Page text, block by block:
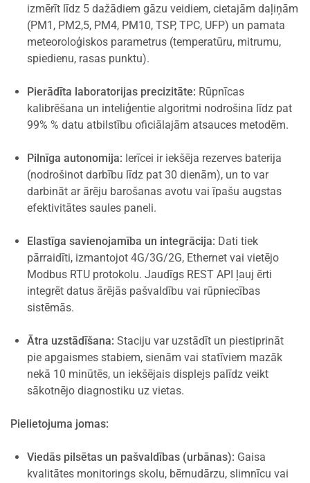
izmērīt līdz 5 dažādiem gāzu veidiem, cietajām daļiņām
(PM1, PM2,5, PM4, PM10, TSP, TPC, UFP) un pamata
meteoroloģiskos parametrus (temperatūru, mitrumu,
spiedienu, rasas punktu).
Pierādīta laboratorijas precizitāte: Rūpnīcas
kalibrēšana un inteliģentie algoritmi nodrošina līdz pat
99% % datu atbilstību oficiālajām atsauces metodēm.
Pilnīga autonomija: Ierīcei ir iekšēja rezerves baterija
(nodrošinot darbību līdz pat 30 dienām), un to var
darbināt ar ārēju barošanas avotu vai īpašu augstas
efektivitātes saules paneli.
Elastīga savienojamība un integrācija: Dati tiek
pārraidīti, izmantojot 4G/3G/2G, Ethernet vai vietējo
Modbus RTU protokolu. Jaudīgs REST API ļauj ērti
integrēt datus ārējās pašvaldību vai rūpniecības
sistēmās.
Ātra uzstādīšana: Staciju var uzstādīt un piestiprināt
pie apgaismes stabiem, sienām vai statīviem mazāk
nekā 10 minūtēs, un iekšējais displejs palīdz veikt
sākotnējo diagnostiku uz vietas.
Pielietojuma jomas:
Viedās pilsētas un pašvaldības (urbānas): Gaisa
kvalitātes monitorings skolu, bērnudārzu, slimnīcu vai